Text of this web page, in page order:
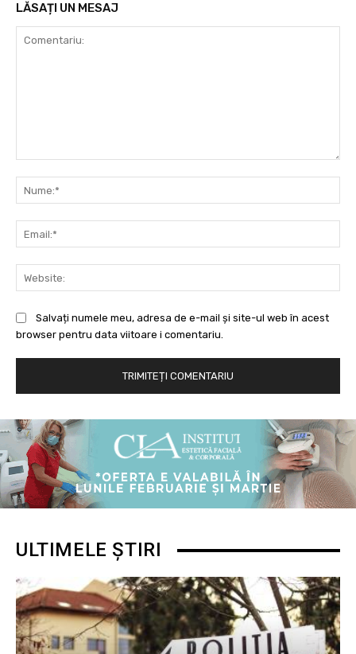
LĂSAȚI UN MESAJ
Salvați numele meu, adresa de e-mail și site-ul web în acest
browser pentru data viitoare i comentariu.
ULTIMELE ȘTIRI